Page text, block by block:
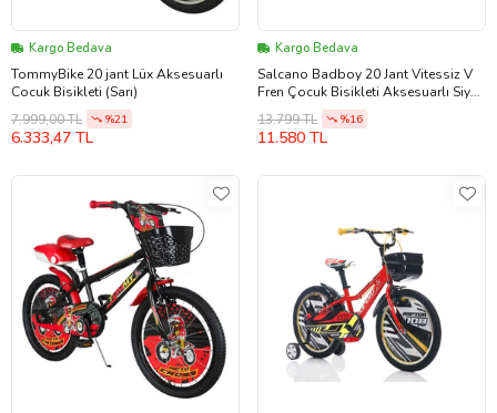
Kargo Bedava
TommyBike 20 jant Lüx Aksesuarlı
Cocuk Bisikleti (Sarı)
7.999,00 TL
%21
6.333,47 TL
Kargo Bedava
Salcano Badboy 20 Jant Vitessiz V
Fren Çocuk Bisikleti Aksesuarlı Siyah
Kırmızı
13.799 TL %16
11.580 TL